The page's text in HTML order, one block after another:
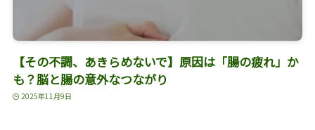
【その不調、あきらめないで】原因は「腸の疲れ」か
も？脳と腸の意外なつながり
2025年11月9日